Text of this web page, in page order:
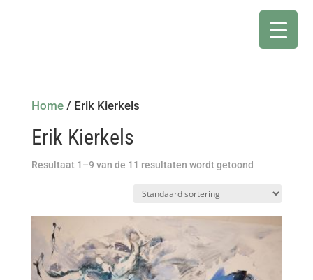
Home/ Erik Kierkels
Erik Kierkels
Resultaat 1–9 van de 11 resultaten wordt getoond